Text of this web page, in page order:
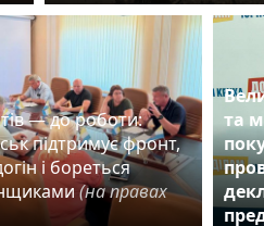
— до роботи:
підтримує фронт,
і бореться
(на правах
та